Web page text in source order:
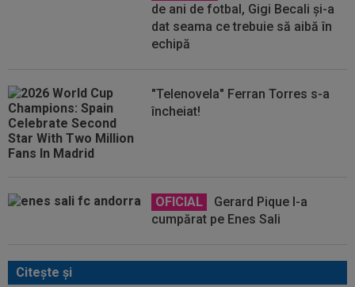
de ani de fotbal, Gigi Becali și-a
dat seama ce trebuie să aibă în
echipă
"Telenovela" Ferran Torres s-a
încheiat!
OFICIAL
Gerard Pique l-a
cumpărat pe Enes Sali
Citeşte şi